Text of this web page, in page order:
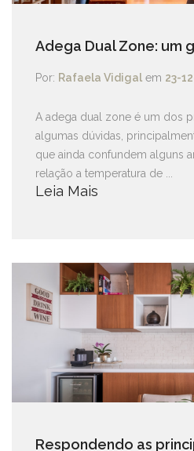
Adega Dual Zone: um
Por: Rafaela Vidigal em 23-
A adega dual zone é um dos
algumas dúvidas,
que ainda confundem alguns
relação a temperatura de ...
Leia Mais
Respondendo as